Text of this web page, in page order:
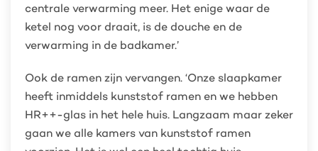
centrale verwarming meer. Het enige waar de
ketel nog voor draait, is de douche en de
verwarming in de badkamer.’
Ook de ramen zijn vervangen. ‘Onze slaapkamer
heeft inmiddels kunststof ramen en we hebben
HR++-glas in het hele huis. Langzaam maar zeker
gaan we alle kamers van kunststof ramen